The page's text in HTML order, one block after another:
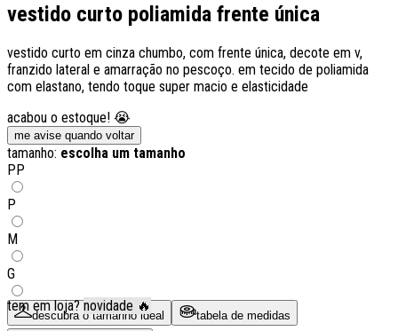
vestido curto poliamida frente única
vestido curto em cinza chumbo, com frente única, decote em v,
franzido lateral e amarração no pescoço. em tecido de poliamida
com elastano, tendo toque super macio e elasticidade
acabou o estoque! 😭
me avise quando voltar
tamanho: escolha um tamanho
PP
P
M
G
descubra o tamanho ideal tabela de medidas
tem em loja? novidade 🔥